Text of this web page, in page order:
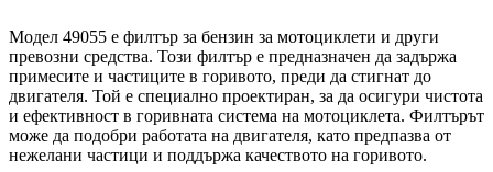
Модел 49055 е филтър за бензин за мотоциклети и други
превозни средства. Този филтър е предназначен да задържа
примесите и частиците в горивото, преди да стигнат до
двигателя. Той е специално проектиран, за да осигури чистота
и ефективност в горивната система на мотоциклета. Филтърът
може да подобри работата на двигателя, като предпазва от
нежелани частици и поддържа качеството на горивото.